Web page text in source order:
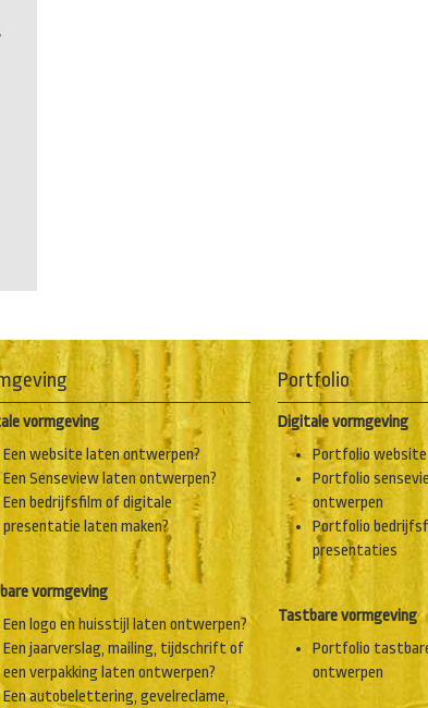
vormgeving
Een website laten ontwerpen?
Een Senseview laten ontwerpen?
Een bedrijfsfilm of digitale
presentatie laten maken?
vormgeving
Een logo en huisstijl laten ontwerpen?
Een jaarverslag, mailing, tijdschrift of
een verpakking laten ontwerpen?
Een autobelettering, gevelreclame,
Portfolio
Digitale vormgeving
Portfolio
Portfolio
ontwerpen
Portfolio
presentaties
Tastbare vormgeving
Portfolio
ontwerpen